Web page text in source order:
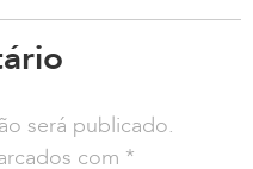
será publicado.
com *